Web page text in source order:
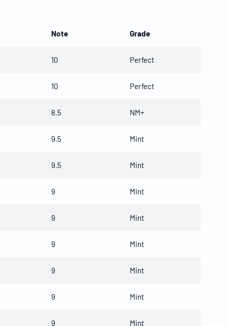
Note Grade
10 Perfect
10 Perfect
8.5 NM+
9.5 Mint
9.5 Mint
9 Mint
9 Mint
9 Mint
9 Mint
9 Mint
9 Mint